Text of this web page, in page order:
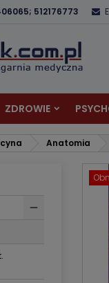
512176773
ZDROWIE
Anatomia